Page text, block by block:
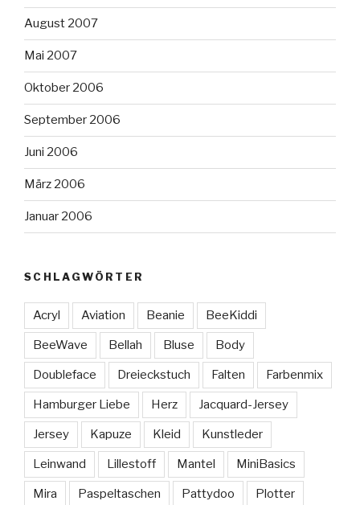
August 2007
Mai 2007
Oktober 2006
September 2006
Juni 2006
März 2006
Januar 2006
SCHLAGWÖRTER
Acryl Aviation Beanie BeeKiddi
BeeWave Bellah Bluse Body
Doubleface Dreieckstuch Falten Farbenmix
Hamburger Liebe Herz Jacquard-Jersey
Jersey Kapuze Kleid Kunstleder
Leinwand Lillestoff Mantel MiniBasics
Mira Paspeltaschen Pattydoo Plotter